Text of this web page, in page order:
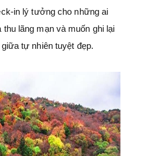
in lý tưởng cho những ai
lãng mạn và muốn ghi lại
tự nhiên tuyệt đẹp.